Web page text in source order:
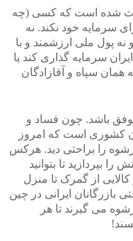
شده است که کسی (چه
سرمایه خود نکند. نه
پول ملی ارزشمند و با
سرمایه گذاری کند یا
سپاه و آقازادگان
باشد. چون فساد و
کشوری است که امروز
را براحتی دید. هرکس
بپردازید تا بتوانید
از گمرک تا منزل
بازرگانان ایرانی در چین
می گیرند تا هر